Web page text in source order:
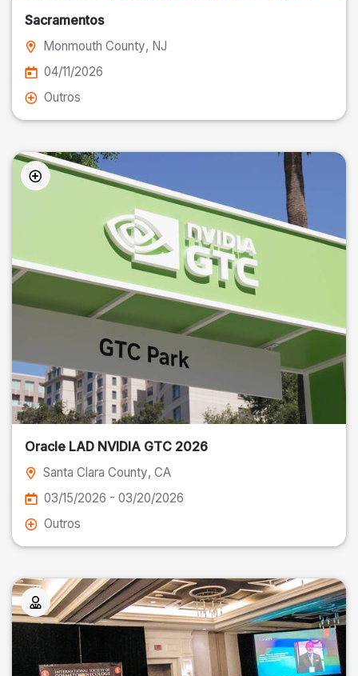
Sacramentos
Monmouth County, NJ
04/11/2026
Outros
Oracle LAD NVIDIA GTC 2026
Santa Clara County, CA
03/15/2026 - 03/20/2026
Outros